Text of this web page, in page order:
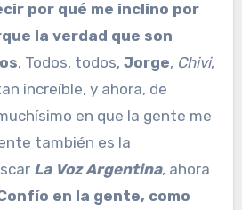
la verdad que son
. Todos, todos, Jorge, Chivi,
increíble, y ahora, de
en que la gente me
también es la
La Voz Argentina, ahora
en la gente, como